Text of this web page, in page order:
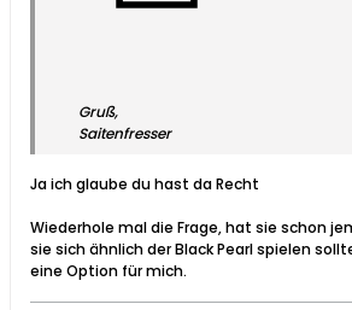
Gruß,
Saitenfresser
Ja ich glaube du hast da Recht
Wiederhole mal die Frage, hat sie schon
sie sich ähnlich der Black Pearl spielen
eine Option für mich.